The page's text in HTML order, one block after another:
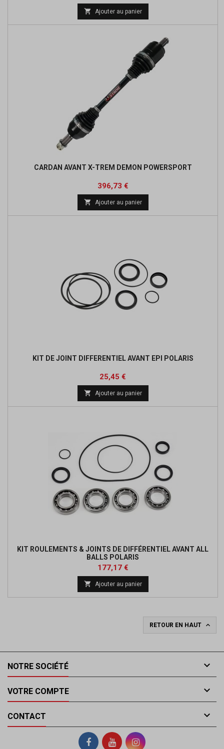
de
base
 Ajouter au panier
CARDAN AVANT X-TREM DEMON POWERSPORT
Prix
396,73 €Prix
de
base
 Ajouter au panier
KIT DE JOINT DIFFERENTIEL AVANT EPI POLARIS
Prix
25,45 €
 Ajouter au panier
KIT ROULEMENTS & JOINTS DE DIFFÉRENTIEL AVANT ALL
BALLS POLARIS
Prix
177,17 €
 Ajouter au panier
RETOUR EN HAUT 
NOTRE SOCIÉTÉ 
VOTRE COMPTE 
CONTACT 